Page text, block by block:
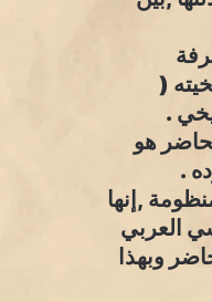
(
.
هو
.
,إنها
العربي
وبهذا